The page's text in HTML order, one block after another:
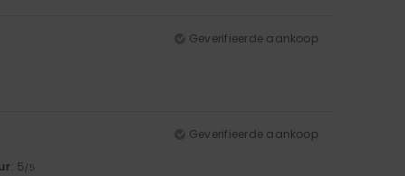
Geverifieerde aankoop
Geverifieerde aankoop
: 5/5